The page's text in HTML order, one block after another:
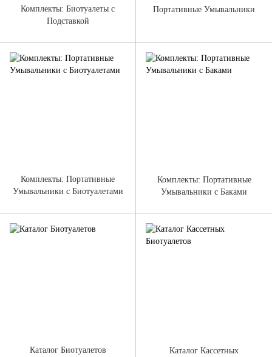
Комплекты: Биотуалеты с
Подставкой
Портативные Умывальники
Комплекты: Портативные
Умывальники с Биотуалетами
Комплекты: Портативные
Умывальники с Баками
Каталог Биотуалетов
Каталог Кассетных